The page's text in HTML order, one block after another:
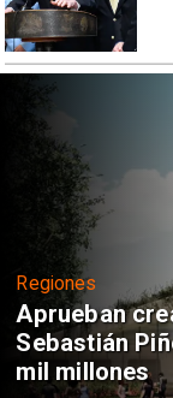
Regiones
Aprueban
Sebastián
mil millones